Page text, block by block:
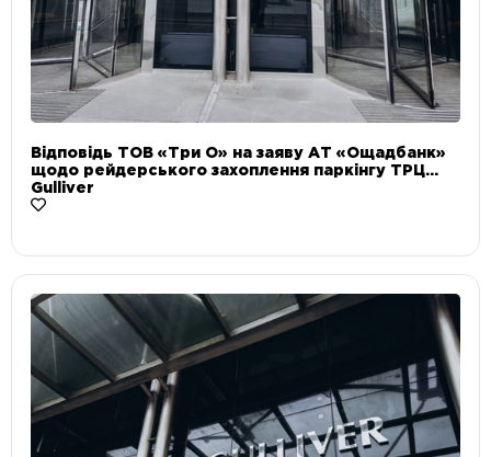
Відповідь ТОВ «Три О» на заяву АТ «Ощадбанк»
щодо рейдерського захоплення паркінгу ТРЦ
Gulliver